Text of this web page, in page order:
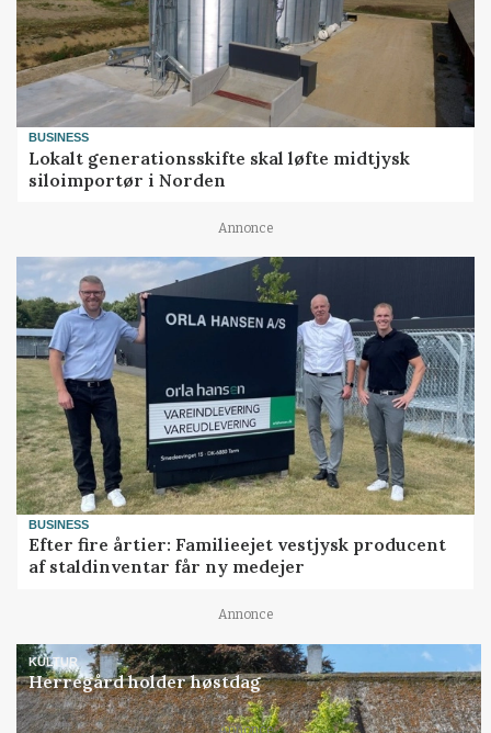
BUSINESS
Lokalt generationsskifte skal løfte midtjysk
siloimportør i Norden
Annonce
BUSINESS
Efter fire årtier: Familieejet vestjysk producent
af staldinventar får ny medejer
Annonce
KULTUR
Herregård holder høstdag
Annonce